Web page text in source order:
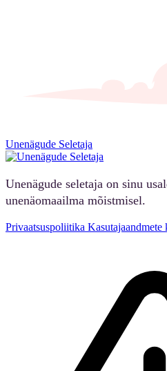
Unenägude Seletaja
Unenägude seletaja on sinu
unenäomaailma mõistmisel.
Privaatsuspoliitika Kasutajaandmete